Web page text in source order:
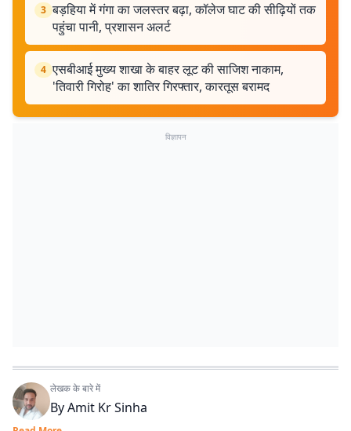
3 बड़हिया में गंगा का जलस्तर बढ़ा, कॉलेज घाट की सीढ़ियों तक
पहुंचा पानी, प्रशासन अलर्ट
4 एसबीआई मुख्य शाखा के बाहर लूट की साजिश नाकाम,
'तिवारी गिरोह' का शातिर गिरफ्तार, कारतूस बरामद
विज्ञापन
लेखक के बारे में
ByAmit Kr Sinha